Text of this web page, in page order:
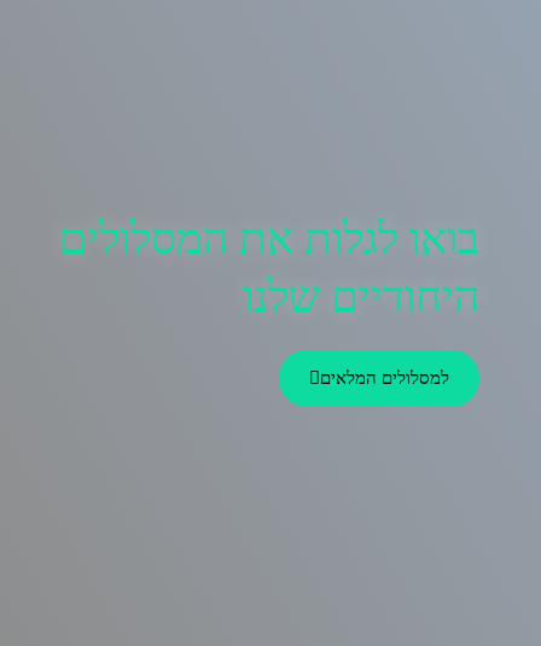
בואו לגלות את המסלולים
היחודיים שלנו
למסלולים המלאים